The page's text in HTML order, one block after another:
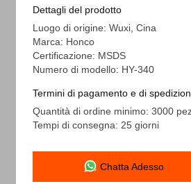
Dettagli del prodotto
Luogo di origine: Wuxi, Cina
Marca: Honco
Certificazione: MSDS
Numero di modello: HY-340
Termini di pagamento e di
Quantità di ordine minimo: 3000
Tempi di consegna: 25 giorni
Chatta Adesso